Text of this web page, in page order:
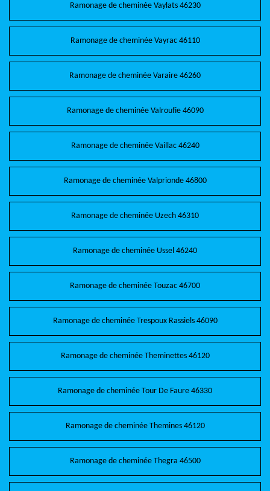
Ramonage de cheminée Vaylats 46230
Ramonage de cheminée Vayrac 46110
Ramonage de cheminée Varaire 46260
Ramonage de cheminée Valroufie 46090
Ramonage de cheminée Vaillac 46240
Ramonage de cheminée Valprionde 46800
Ramonage de cheminée Uzech 46310
Ramonage de cheminée Ussel 46240
Ramonage de cheminée Touzac 46700
Ramonage de cheminée Trespoux Rassiels 46090
Ramonage de cheminée Theminettes 46120
Ramonage de cheminée Tour De Faure 46330
Ramonage de cheminée Themines 46120
Ramonage de cheminée Thegra 46500